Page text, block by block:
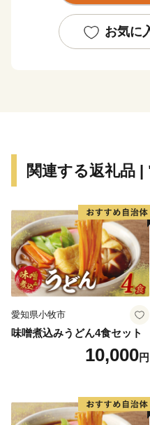
街の中心部は大型商業施
ています。
※期間限定、数量限定の
さい。
※返礼品の送付は、姶良
いただきます。
※各返礼品の納期情報に
す。
おりません。
※返礼品の写真はイメー
お気に
関連する返礼品 |
愛知県小牧市
味噌煮込みうどん4食セット
10,000円